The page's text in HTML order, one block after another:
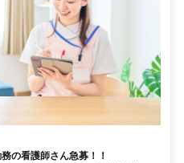
の看護師さん急募！！